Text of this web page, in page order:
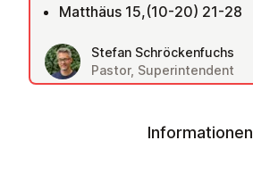
Matthäus 15,(10-20) 21-28
Stefan Schröckenfuchs
Pastor, Superintendent
Informationen